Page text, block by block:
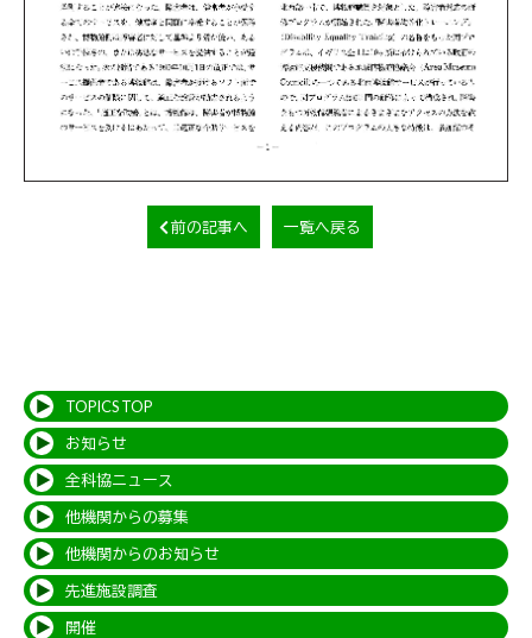
前の記事へ 一覧へ戻る
TOPICS TOP
お知らせ
全科協ニュース
他機関からの募集
他機関からのお知らせ
先進施設調査
開催